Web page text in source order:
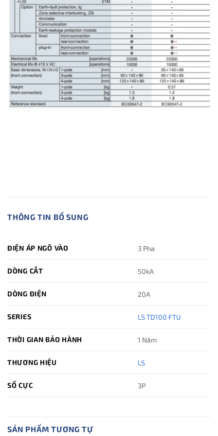
THÔNG TIN BỔ SUNG
ĐIỆN ÁP NGÕ VÀO 3 Pha
DÒNG CẮT 50kA
DÒNG ĐIỆN 20A
SERIES LS TD100 FTU
THỜI GIAN BẢO HÀNH 1 Năm
THƯƠNG HIỆU LS
SỐ CỰC 3P
SẢN PHẨM TƯƠNG TỰ